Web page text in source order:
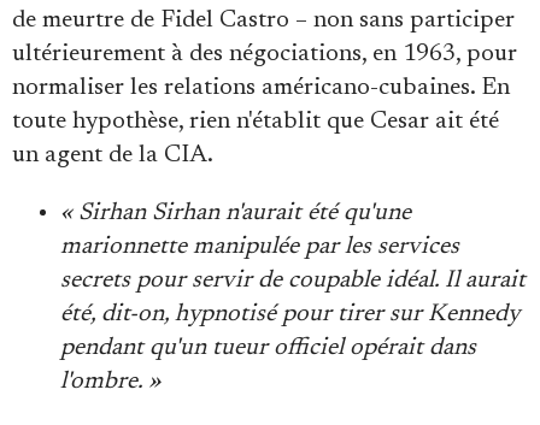
de meurtre de Fidel Castro – non sans participer
ultérieurement à des négociations, en 1963, pour
normaliser les relations américano-cubaines. En
toute hypothèse, rien n'établit que Cesar ait été
un agent de la CIA.
« Sirhan Sirhan n'aurait été qu'une
marionnette manipulée par les services
secrets pour servir de coupable idéal. Il aurait
été, dit-on, hypnotisé pour tirer sur Kennedy
pendant qu'un tueur officiel opérait dans
l'ombre. »